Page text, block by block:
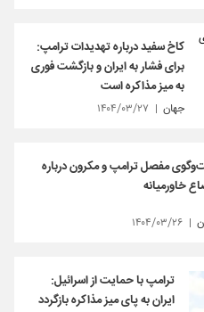
کاخ سفید درباره تهدیدات ترامپ:
برای فشار به ایران و بازگشت فوری
به میز مذاکره است
جهان ۱۴۰۴/۰۳/۲۷
مفصل ترامپ و مکرون درباره
خاورمیانه
۱۴۰۴/۰۳/۲۶
ترامپ با حمایت از اسرائیل:
ایران به پای میز مذاکره بازگردد